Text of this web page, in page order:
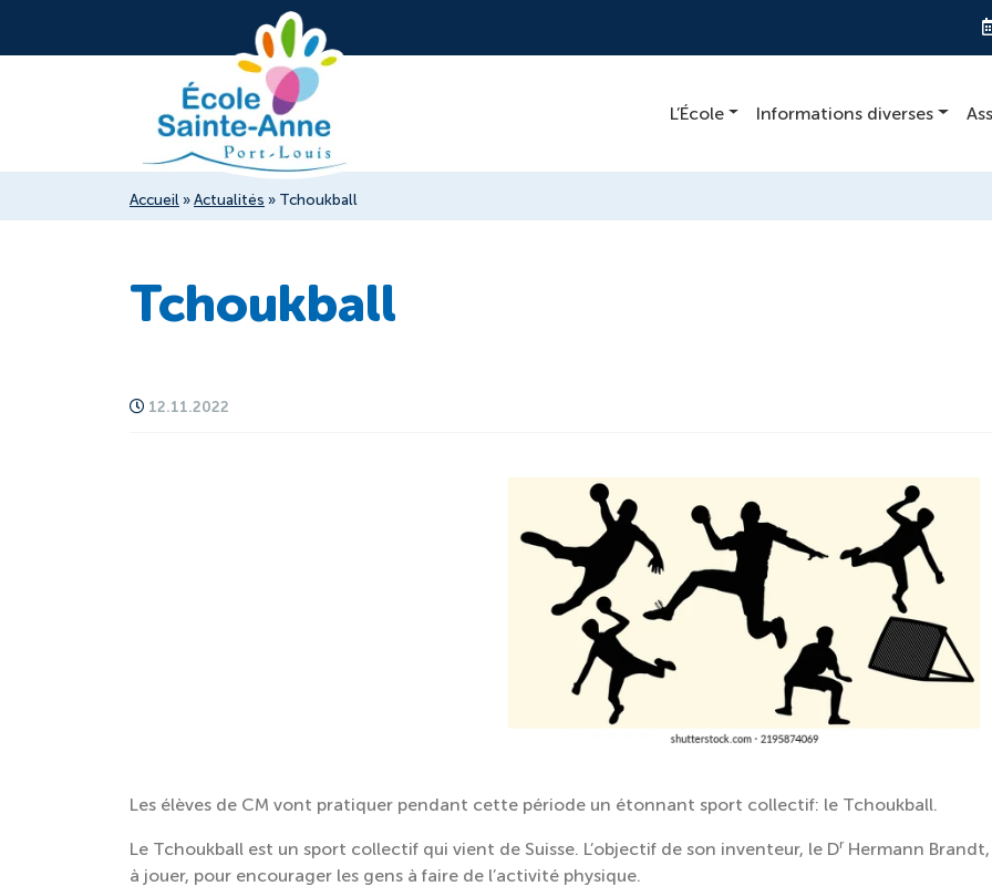
L’École Informations diverses
Accueil » Actualités » Tchoukball
Tchoukball
12.11.2022
Les élèves de CM vont pratiquer pendant cette période un étonnant sport collectif: le Tchoukball.
Le Tchoukball est un sport collectif qui vient de Suisse. L’objectif de son inventeur, le Dr Hermann
à jouer, pour encourager les gens à faire de l’activité physique.